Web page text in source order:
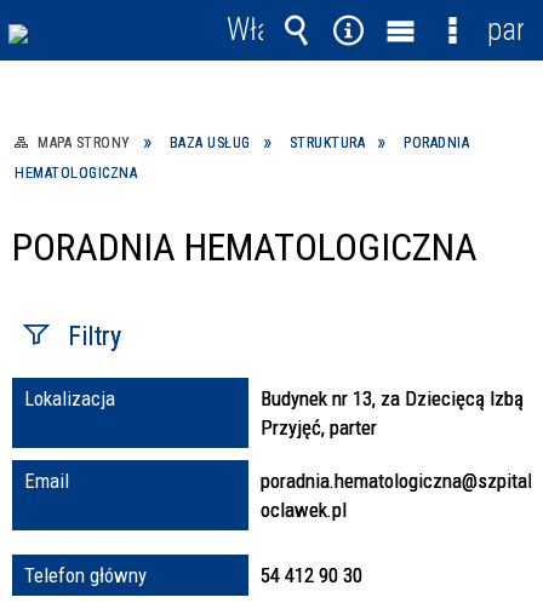
MAPA STRONY BAZA USŁUG STRUKTURA
PORADNIA
HEMATOLOGICZNA
PORADNIA HEMATOLOGICZNA
Filtry
Fraza / imię,
Lokalizacja
Budynek nr 13, za Dziecięcą Izbą
Przyjęć, parter
Email
oclawek.pl
Telefon główny 54 412 90 30
Włącz
powiadomienia
Wyszukiwarka
Narzędzia
MenuMenu